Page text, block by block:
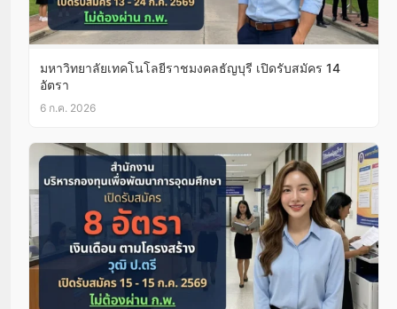
มหาวิทยาลัยเทคโนโลยีราชมงคลธัญบุรี เปิดรับสมัคร 14
อัตรา
6 ก.ค. 2026